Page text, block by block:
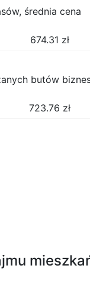
średnia cena
674.31 zł
butów
723.76 zł